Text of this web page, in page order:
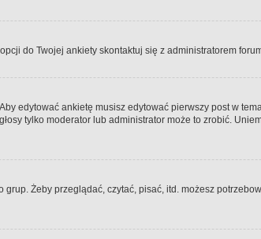
do Twojej ankiety skontaktuj się z administratorem
edytować ankietę musisz edytować pierwszy post w
tylko moderator lub administrator może to zrobić.
Żeby przeglądać, czytać, pisać, itd. możesz